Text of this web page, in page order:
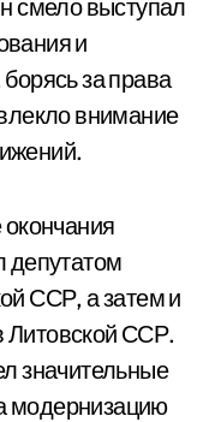
смело выступал
и
за права
внимание
окончания
депутатом
ССР, а затем и
Литовской ССР.
значительные
модернизацию